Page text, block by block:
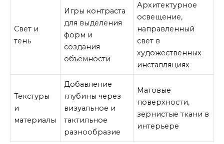
Свет и
тень
Игры контраста
для выделения
форм и
создания
объемности
Архитектурное
освещение,
направленный
свет в
художественных
инсталляциях
Текстуры
и
материалы
Добавление
глубины через
визуальное и
тактильное
разнообразие
Матовые
поверхности,
зернистые ткани в
интерьере